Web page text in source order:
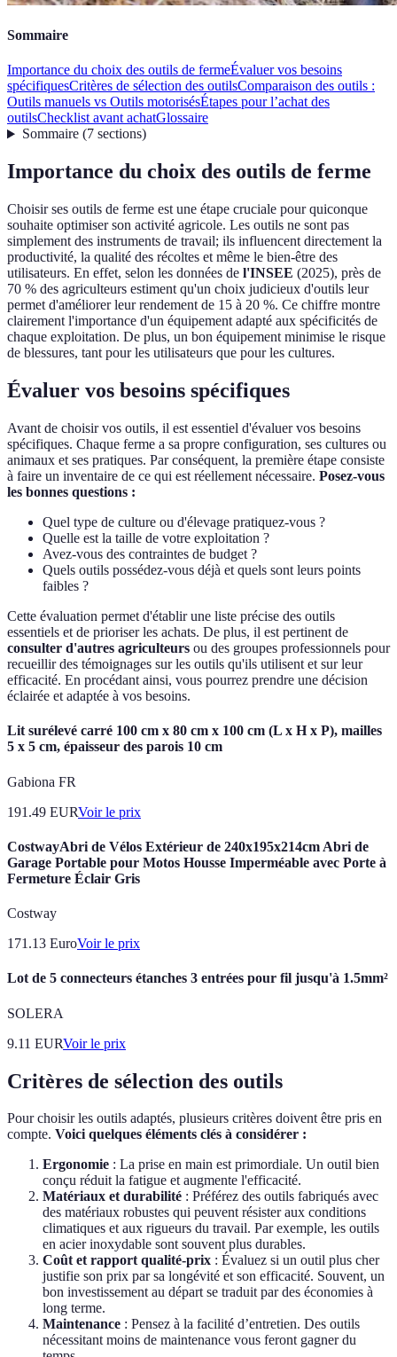
Sommaire
Importance du choix des outils de fermeÉvaluer vos besoins
spécifiquesCritères de sélection des outilsComparaison des outils :
Outils manuels vs Outils motorisésÉtapes pour l’achat des
outilsChecklist avant achatGlossaire
Sommaire(7 sections)
Importance du choix des outils de ferme
Choisir ses outils de ferme est une étape cruciale pour quiconque
souhaite optimiser son activité agricole. Les outils ne sont pas
simplement des instruments de travail; ils influencent directement la
productivité, la qualité des récoltes et même le bien-être des
utilisateurs. En effet, selon les données de l'INSEE (2025), près de
70 % des agriculteurs estiment qu'un choix judicieux d'outils leur
permet d'améliorer leur rendement de 15 à 20 %. Ce chiffre montre
clairement l'importance d'un équipement adapté aux spécificités de
chaque exploitation. De plus, un bon équipement minimise le risque
de blessures, tant pour les utilisateurs que pour les cultures.
Évaluer vos besoins spécifiques
Avant de choisir vos outils, il est essentiel d'évaluer vos besoins
spécifiques. Chaque ferme a sa propre configuration, ses cultures ou
animaux et ses pratiques. Par conséquent, la première étape consiste
à faire un inventaire de ce qui est réellement nécessaire. Posez-vous
les bonnes questions :
Quel type de culture ou d'élevage pratiquez-vous ?
Quelle est la taille de votre exploitation ?
Avez-vous des contraintes de budget ?
Quels outils possédez-vous déjà et quels sont leurs points
faibles ?
Cette évaluation permet d'établir une liste précise des outils
essentiels et de prioriser les achats. De plus, il est pertinent de
consulter d'autres agriculteurs ou des groupes professionnels pour
recueillir des témoignages sur les outils qu'ils utilisent et sur leur
efficacité. En procédant ainsi, vous pourrez prendre une décision
éclairée et adaptée à vos besoins.
Lit surélevé carré 100 cm x 80 cm x 100 cm (L x H x P), mailles
5 x 5 cm, épaisseur des parois 10 cm
Gabiona FR
191.49 EURVoir le prix
CostwayAbri de Vélos Extérieur de 240x195x214cm Abri de
Garage Portable pour Motos Housse Imperméable avec Porte à
Fermeture Éclair Gris
Costway
171.13 EuroVoir le prix
Lot de 5 connecteurs étanches 3 entrées pour fil jusqu'à 1.5mm²
SOLERA
9.11 EURVoir le prix
Critères de sélection des outils
Pour choisir les outils adaptés, plusieurs critères doivent être pris en
compte. Voici quelques éléments clés à considérer :
Ergonomie : La prise en main est primordiale. Un outil bien
conçu réduit la fatigue et augmente l'efficacité.
Matériaux et durabilité : Préférez des outils fabriqués avec
des matériaux robustes qui peuvent résister aux conditions
climatiques et aux rigueurs du travail. Par exemple, les outils
en acier inoxydable sont souvent plus durables.
Coût et rapport qualité-prix : Évaluez si un outil plus cher
justifie son prix par sa longévité et son efficacité. Souvent, un
bon investissement au départ se traduit par des économies à
long terme.
Maintenance : Pensez à la facilité d’entretien. Des outils
nécessitant moins de maintenance vous feront gagner du